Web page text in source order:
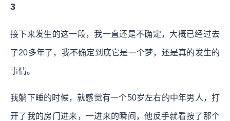
3
接下来发生的这一段，我一直还是不确定，大概已经过去
了20多年了，我不确定到底它是一个梦，还是真的发生的
事情。
我躺下睡的时候，就感觉有一个50岁左右的中年男人，打
开了我的房门进来，一进来的瞬间，他反手就看按了那个